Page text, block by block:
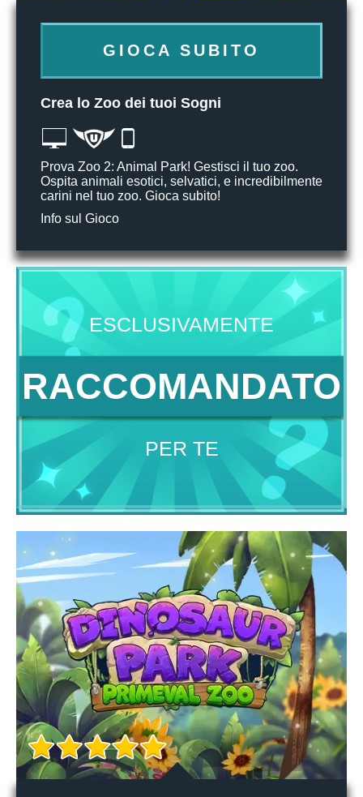
GIOCA SUBITO
Crea lo Zoo dei tuoi Sogni
Prova Zoo 2: Animal Park! Gestisci il tuo zoo.
Ospita animali esotici, selvatici, e incredibilmente
carini nel tuo zoo. Gioca subito!
Info sul Gioco
ESCLUSIVAMENTE
RACCOMANDATO
PER TE